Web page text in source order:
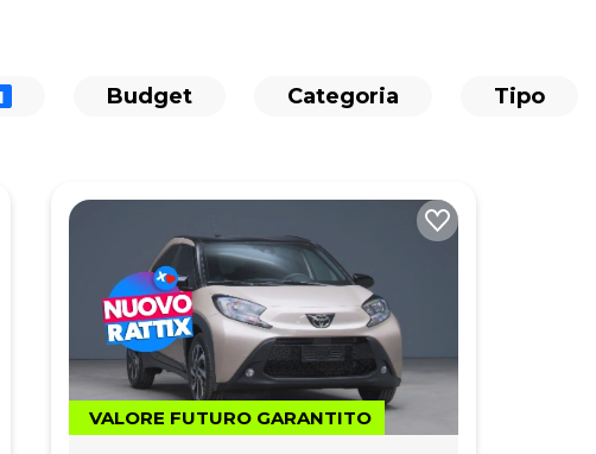
Budget Categoria Tipo
VALORE FUTURO GARANTITO